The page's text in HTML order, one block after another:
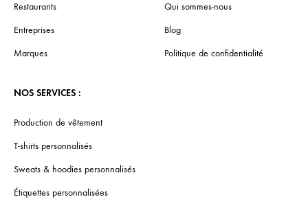
Restaurants
Entreprises
Marques
NOS SERVICES :
Production de vêtement
T-shirts personnalisés
Sweats & hoodies personnalisés
Étiquettes personnalisées
Qui sommes-nous
Blog
Politique de confidentialité